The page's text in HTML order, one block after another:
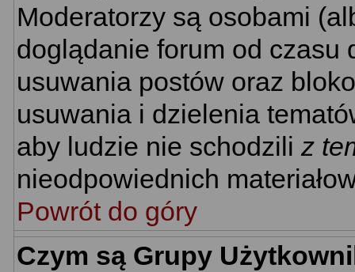
Moderatorzy są osobami
doglądanie forum od czasu
usuwania postów oraz
usuwania i dzielenia
aby ludzie nie schodzili z
nieodpowiednich
Powrót do góry
Czym są Grupy